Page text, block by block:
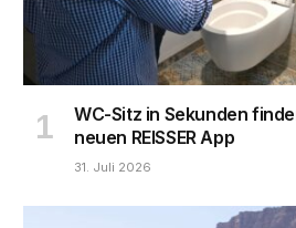
WC-Sitz in Sekunden
neuen REISSER App
31. Juli 2026